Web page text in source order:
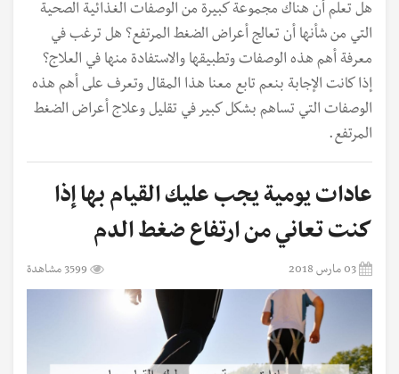
هل تعلم أن هناك مجموعة كبيرة من الوصفات الغذائية الصحية
التي من شأنها أن تعالج أعراض الضغط المرتفع؟ هل ترغب في
معرفة أهم هذه الوصفات وتطبيقها والاستفادة منها في العلاج؟
إذا كانت الإجابة بنعم تابع معنا هذا المقال وتعرف على أهم هذه
الوصفات التي تساهم بشكل كبير في تقليل وعلاج أعراض الضغط
المرتفع.
عادات يومية يجب عليك القيام بها إذا
كنت تعاني من ارتفاع ضغط الدم
03 مارس 2018 3599 مشاهدة